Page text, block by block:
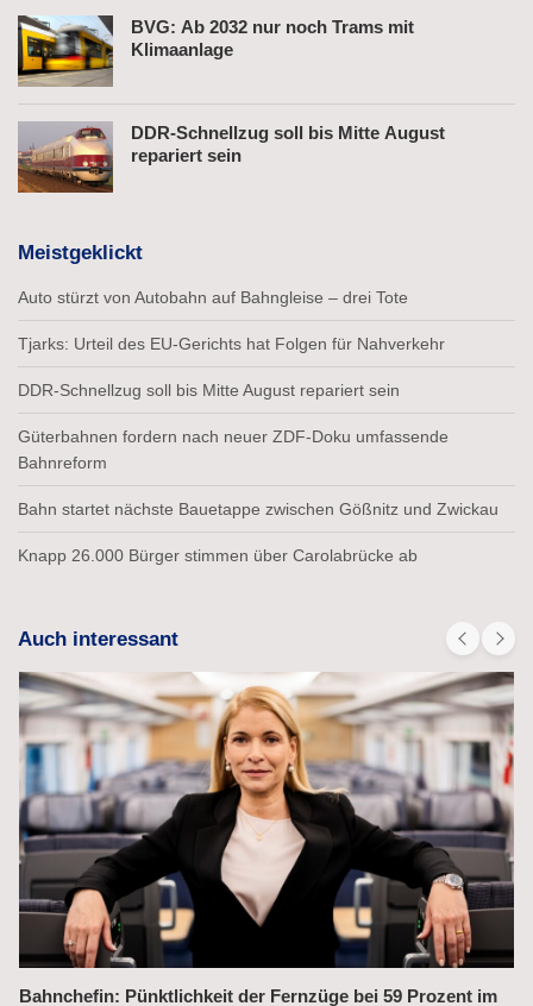
BVG: Ab 2032 nur noch Trams mit
Klimaanlage
DDR-Schnellzug soll bis Mitte August
repariert sein
Meistgeklickt
Auto stürzt von Autobahn auf Bahngleise – drei Tote
Tjarks: Urteil des EU-Gerichts hat Folgen für Nahverkehr
DDR-Schnellzug soll bis Mitte August repariert sein
Güterbahnen fordern nach neuer ZDF-Doku umfassende
Bahnreform
Bahn startet nächste Bauetappe zwischen Gößnitz und Zwickau
Knapp 26.000 Bürger stimmen über Carolabrücke ab
Auch interessant
Bahnchefin: Pünktlichkeit der Fernzüge bei 59 Prozent im